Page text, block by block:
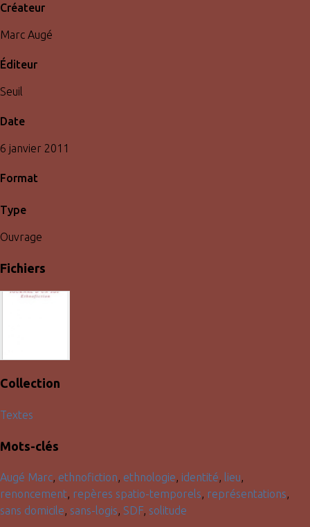
Créateur
Marc Augé
Éditeur
Seuil
Date
6 janvier 2011
Format
Type
Ouvrage
Fichiers
Collection
Textes
Mots-clés
Augé Marc, ethnofiction, ethnologie, identité, lieu,
renoncement, repères spatio-temporels, représentations,
sans domicile, sans-logis, SDF, solitude